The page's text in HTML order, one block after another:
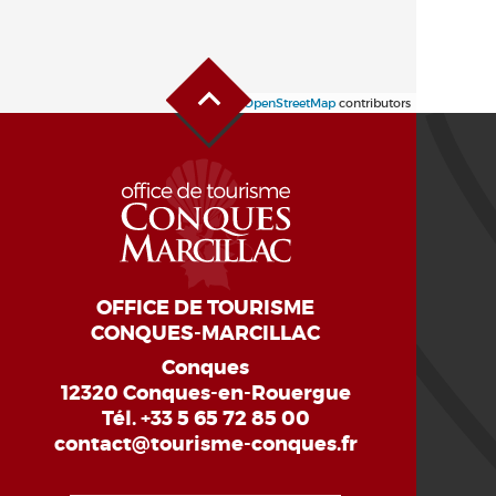
Leaflet OpenStreetMap contributors
OFFICE DE TOURISME
CONQUES-MARCILLAC
Conques
12320 Conques-en-Rouergue
Tél.+33 5 65 72 85 00
contact@tourisme-conques.fr